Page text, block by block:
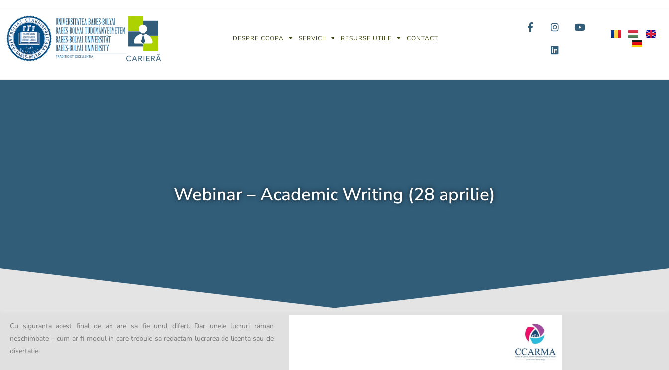
DESPRE CCOPA SERVICII RESURSE UTILE CONTACT
Webinar – Academic Writing (28 aprilie)
Cu siguranta acest final de an are sa fie unul difert. Dar unele lucruri raman
neschimbate – cum ar fi modul in care trebuie sa redactam lucrarea de licenta sau de
disertatie.